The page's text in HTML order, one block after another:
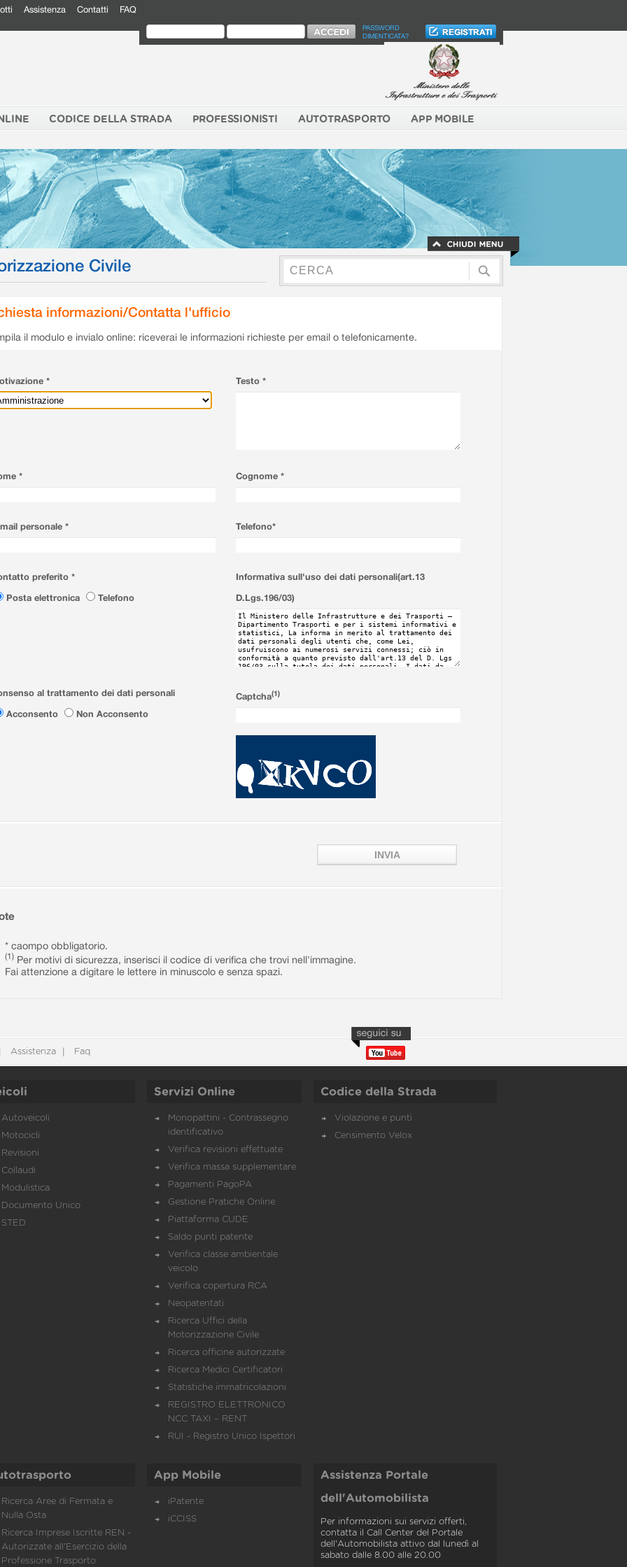
Assistenza Contatti FAQ
PASSWORD
DIMENTICATA?
CODICE DELLA STRADA PROFESSIONISTI AUTOTRASPORTO APP MOBILE
Civile
informazioni/Contatta l'ufficio
il modulo e invialo online: riceverai le informazioni richieste per email o telefonicamente.
* Testo *
* Cognome *
personale * Telefono*
preferito *
Posta elettronica
Telefono
Informativa sull'uso dei dati personali(art.13
D.Lgs.196/03)
al trattamento dei dati personali
Acconsento
Non Acconsento
Captcha(1)
* caompo obbligatorio.
(1) Per motivi di sicurezza, inserisci il codice di verifica che trovi nell'immagine.
Fai attenzione a digitare le lettere in minuscolo e senza spazi.
Assistenza Faq
Autoveicoli
Motocicli
Revisioni
Collaudi
Modulistica
Documento Unico
STED
Servizi Online
Monopattini - Contrassegno
identificativo
Verifica revisioni effettuate
Verifica massa supplementare
Pagamenti PagoPA
Gestione Pratiche Online
Piattaforma CUDE
Saldo punti patente
Verifica classe ambientale
veicolo
Verifica copertura RCA
Neopatentati
Ricerca Uffici della
Motorizzazione Civile
Ricerca officine autorizzate
Ricerca Medici Certificatori
Statistiche immatricolazioni
REGISTRO ELETTRONICO
NCC TAXI – RENT
RUI - Registro Unico Ispettori
Codice della Strada
Violazione e punti
Censimento Velox
Ricerca Aree di Fermata e
Nulla Osta
Ricerca Imprese Iscritte REN -
Autorizzate all'Esercizio della
Professione Trasporto
App Mobile
iPatente
iCCISS
Assistenza Portale
dell'Automobilista
Per informazioni sui servizi offerti,
contatta il Call Center del Portale
dell'Automobilista attivo dal lunedì al
sabato dalle 8.00 alle 20.00